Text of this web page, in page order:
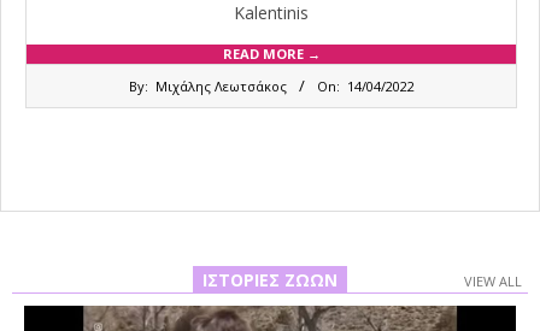
Kalentinis
READ MORE →
By: Μιχάλης Λεωτσάκος On: 14/04/2022
ΙΣΤΟΡΊΕΣ ΖΏΩΝ VIEW ALL